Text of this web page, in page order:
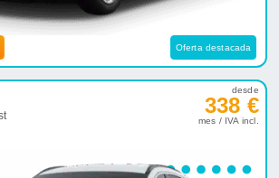
Oferta destacada
desde
338 €
mes / IVA incl.